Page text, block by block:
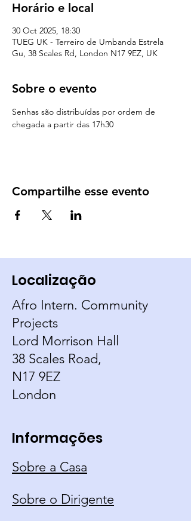
Horário e local
30 Oct 2025, 18:30
TUEG UK - Terreiro de Umbanda Estrela
Gu, 38 Scales Rd, London N17 9EZ, UK
Sobre o evento
Senhas são distribuídas por ordem de
chegada a partir das 17h30
Compartilhe esse evento
Localização
Afro Intern. Community
Projects
Lord Morrison Hall
38 Scales Road,
N17 9EZ
London
Informações
Sobre a Casa
Sobre o Dirigente